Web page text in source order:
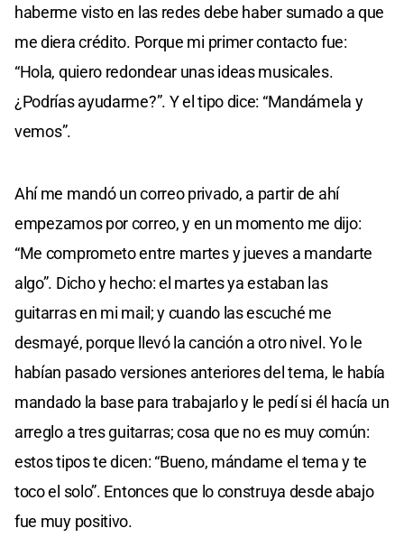
haberme visto en las redes debe haber sumado a que
me diera crédito. Porque mi primer contacto fue:
“Hola, quiero redondear unas ideas musicales.
¿Podrías ayudarme?”. Y el tipo dice: “Mandámela y
vemos”.
Ahí me mandó un correo privado, a partir de ahí
empezamos por correo, y en un momento me dijo:
“Me comprometo entre martes y jueves a mandarte
algo”. Dicho y hecho: el martes ya estaban las
guitarras en mi mail; y cuando las escuché me
desmayé, porque llevó la canción a otro nivel. Yo le
habían pasado versiones anteriores del tema, le había
mandado la base para trabajarlo y le pedí si él hacía un
arreglo a tres guitarras; cosa que no es muy común:
estos tipos te dicen: “Bueno, mándame el tema y te
toco el solo”. Entonces que lo construya desde abajo
fue muy positivo.